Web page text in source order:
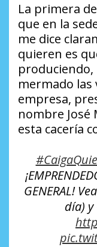
La primera
que en la
me dice
quieren es
mermado las
empresa,
nombre José
esta cacería
GENERAL!
día) y